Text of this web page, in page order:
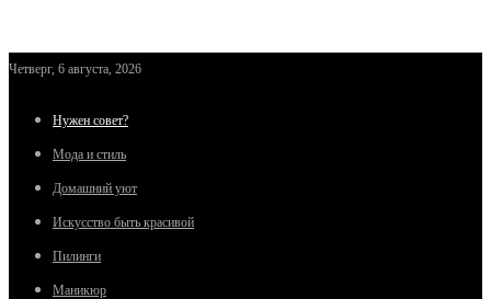
Четверг, 6 августа, 2026
Нужен совет?
Мода и стиль
Домашний уют
Искусство быть красивой
Пилинги
Маникюр